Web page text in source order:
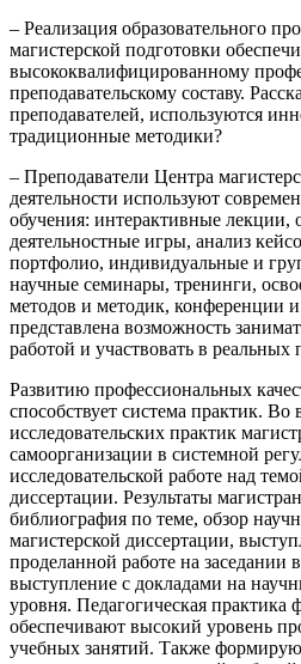
– Реализация образовательного
магистерской подготовки
высококвалифицированному
преподавательскому составу.
преподавателей, используются
традиционные методики?
– Преподаватели Центра
деятельности используют
обучения: интерактивные лекции,
деятельностные игры, анализ
портфолио, индивидуальные и
научные семинары, тренинги,
методов и методик, конференции
представлена возможность
работой и участвовать в реальных
Развитию профессиональных
способствует система практик. Во
исследовательских практик
самоорганизации в системной
исследовательской работе над
диссертации. Результаты
библиография по теме, обзор
магистерской диссертации,
проделанной работе на
выступление с докладами на
уровня. Педагогическая
обеспечивают высокий уровень
учебных занятий. Также